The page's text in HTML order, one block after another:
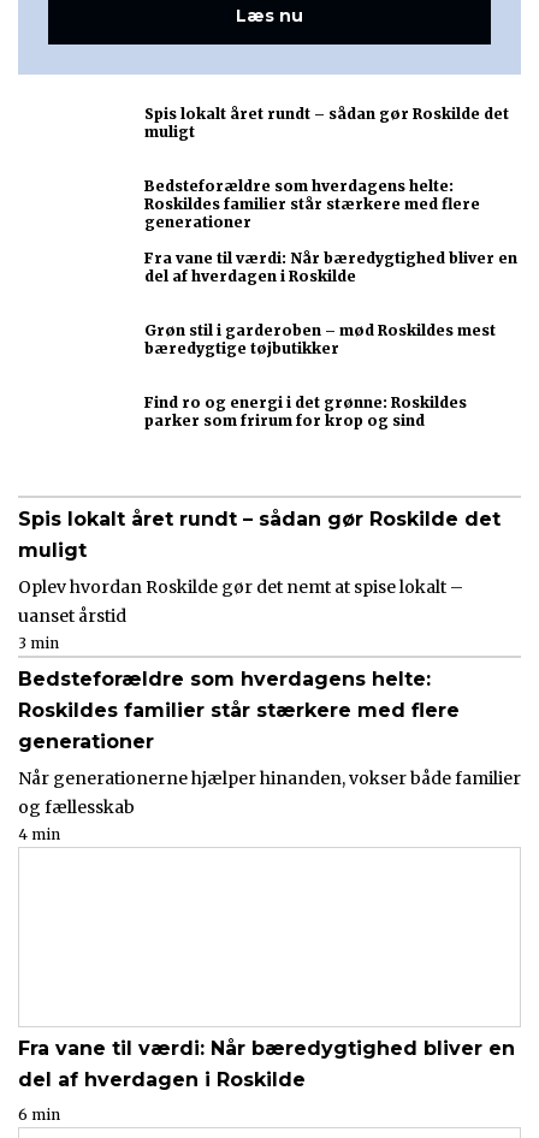
Læs nu
Spis lokalt året rundt – sådan gør Roskilde det
muligt
Bedsteforældre som hverdagens helte:
Roskildes familier står stærkere med flere
generationer
Fra vane til værdi: Når bæredygtighed bliver en
del af hverdagen i Roskilde
Grøn stil i garderoben – mød Roskildes mest
bæredygtige tøjbutikker
Find ro og energi i det grønne: Roskildes
parker som frirum for krop og sind
Spis lokalt året rundt – sådan gør Roskilde det
muligt
Oplev hvordan Roskilde gør det nemt at spise lokalt –
uanset årstid
3 min
Bedsteforældre som hverdagens helte:
Roskildes familier står stærkere med flere
generationer
Når generationerne hjælper hinanden, vokser både familier
og fællesskab
4 min
Fra vane til værdi: Når bæredygtighed bliver en
del af hverdagen i Roskilde
6 min